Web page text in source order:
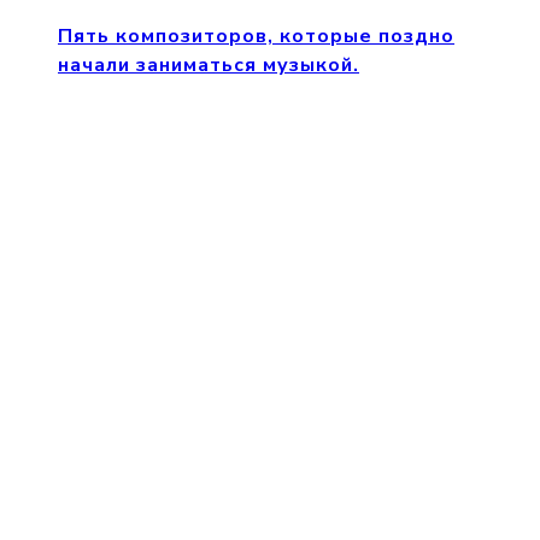
Пять композиторов, которые поздно
начали заниматься музыкой.